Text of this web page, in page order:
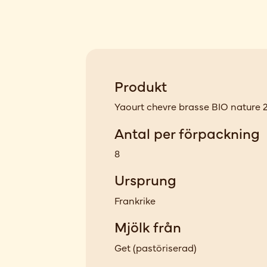
Produkt
Yaourt chevre brasse BIO nature
Antal per förpackning
8
Ursprung
Frankrike
Mjölk från
Get(pastöriserad)